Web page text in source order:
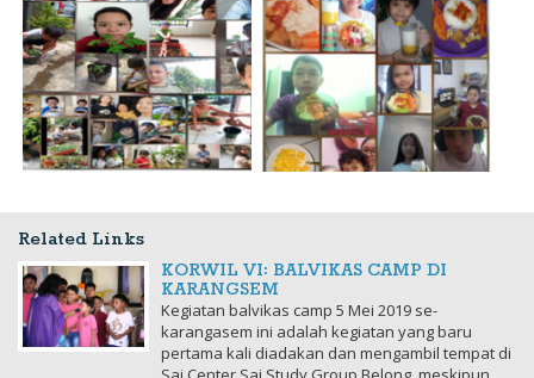
Related Links
KORWIL VI: BALVIKAS CAMP DI
KARANGSEM
Kegiatan balvikas camp 5 Mei 2019 se-
karangasem ini adalah kegiatan yang baru
pertama kali diadakan dan mengambil tempat di